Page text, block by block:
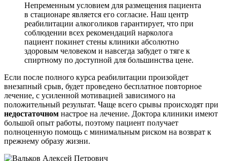
Непременным условием для размещения пациента
в стационаре является его согласие. Наш центр
реабилитации алкоголиков гарантирует, что при
соблюдении всех рекомендаций нарколога
пациент покинет стены клиники абсолютно
здоровым человеком и навсегда забудет о тяге к
спиртному по доступной для большинства цене.
Если после полного курса реабилитации произойдет
внезапный срыв, будет проведено бесплатное повторное
лечение, с усиленной мотивацией зависимого на
положительный результат. Чаще всего срывы происходят при
недостаточном настрое на лечение. Доктора клиники имеют
большой опыт работы, поэтому пациент получает
полноценную помощь с минимальным риском на возврат к
прежнему образу жизни.